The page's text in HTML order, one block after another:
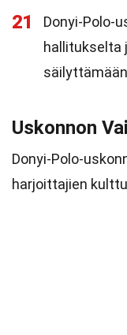
21
Donyi-Polo-
hallitukselta
Uskonnon
Donyi-Polo-
harjoittajien